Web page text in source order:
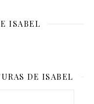
ISABEL
DE ISABEL